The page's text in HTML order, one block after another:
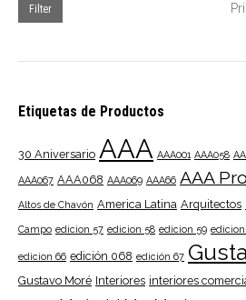
Filter
Etiquetas de Productos
30 Aniversario AAA AAA001 AAA058
AAA067 AAA068 AAA069 AAA66 AAA
Altos de Chavón America Latina Arquitectos
Campo edicion 57 edicion 58 edicion 59 edicion
edicion 66 edición 068 edición 67
Gustavo Moré Interiores interiores